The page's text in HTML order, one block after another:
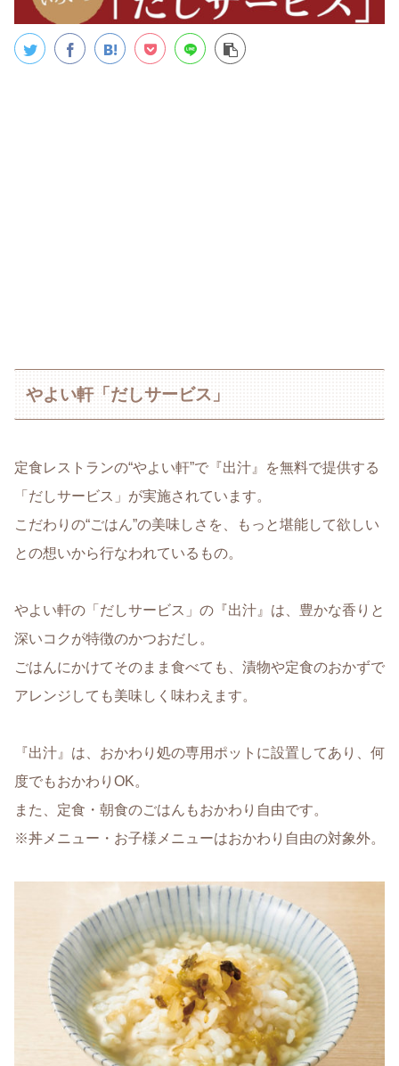
やよい軒「だしサービス」
定食レストランの“やよい軒”で『出汁』を無料で提供する
「だしサービス」が実施されています。
こだわりの“ごはん”の美味しさを、もっと堪能して欲しい
との想いから行なわれているもの。
やよい軒の「だしサービス」の『出汁』は、豊かな香りと
深いコクが特徴のかつおだし。
ごはんにかけてそのまま食べても、漬物や定食のおかずで
アレンジしても美味しく味わえます。
『出汁』は、おかわり処の専用ポットに設置してあり、何
度でもおかわりOK。
また、定食・朝食のごはんもおかわり自由です。
※丼メニュー・お子様メニューはおかわり自由の対象外。